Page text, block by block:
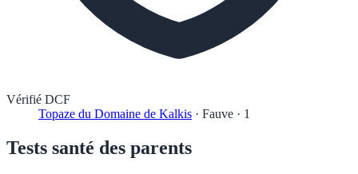
Vérifié DCF
Topaze du Domaine de Kalkis · Fauve · 1
Tests santé des parents